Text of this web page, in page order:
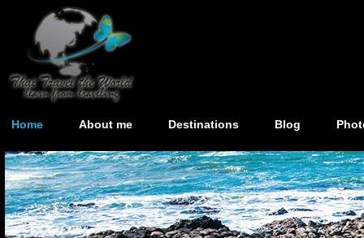
Home About me Destinations Blog